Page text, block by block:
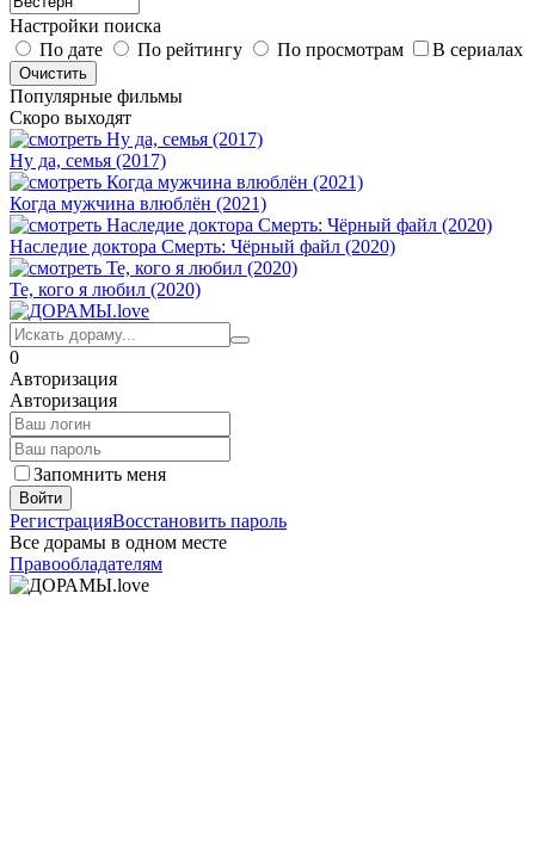
Настройки поиска
По дате
По рейтингу По просмотрам В сериалах
Популярные фильмы
Скоро выходят
Ну да, семья (2017)
Когда мужчина влюблён (2021)
Наследие доктора Смерть: Чёрный файл (2020)
Те, кого я любил (2020)
0
Авторизация
Авторизация
Запомнить меня
Войти
РегистрацияВосстановить пароль
Все дорамы в одном месте
Правообладателям